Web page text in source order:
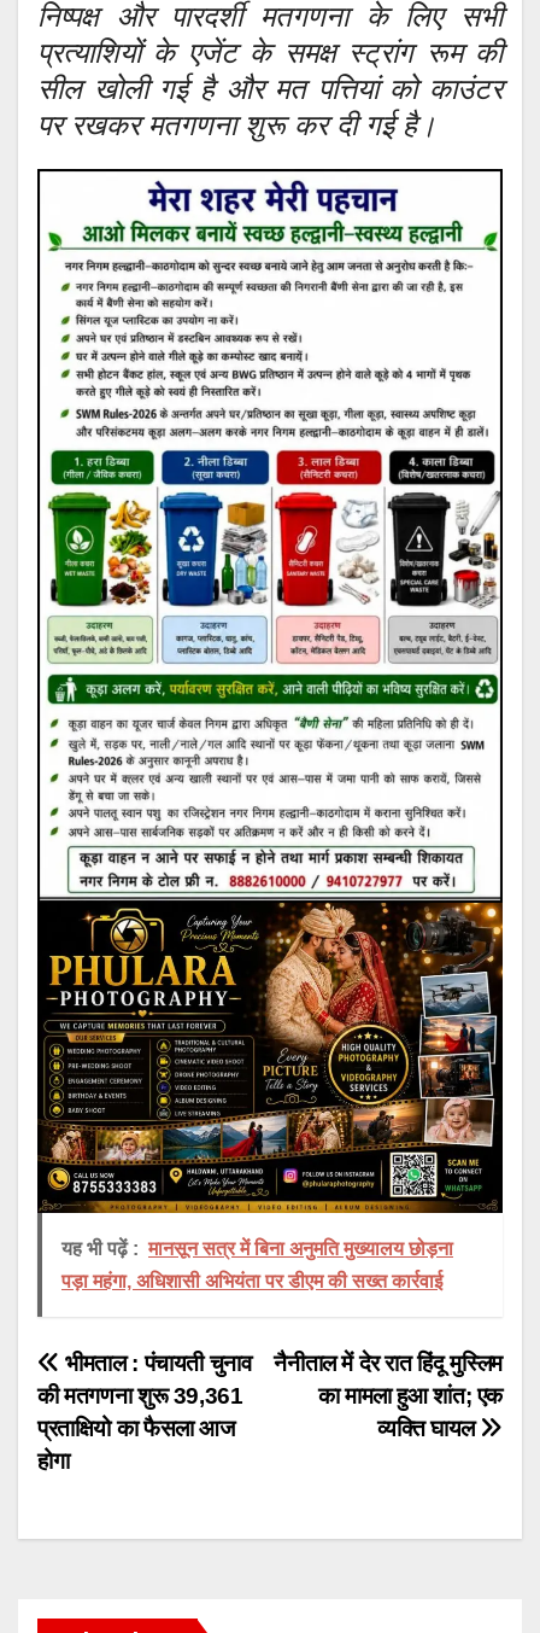
निष्पक्ष और पारदर्शी मतगणना के लिए सभी
प्रत्याशियों के एजेंट के समक्ष स्ट्रांग रूम की
सील खोली गई है और मत पत्तियां को काउंटर
पर रखकर मतगणना शुरू कर दी गई है।
यह भी पढ़ें : मानसून सत्र में बिना अनुमति मुख्यालय छोड़ना
पड़ा महंगा, अधिशासी अभियंता पर डीएम की सख्त कार्रवाई
Post
navigation
नैनीताल में देर रात हिंदू मुस्लिम
का मामला हुआ शांत; एक
व्यक्ति घायल
भीमताल : पंचायती चुनाव
की मतगणना शुरू 39,361
प्रताक्षियो का फैसला आज
होगा